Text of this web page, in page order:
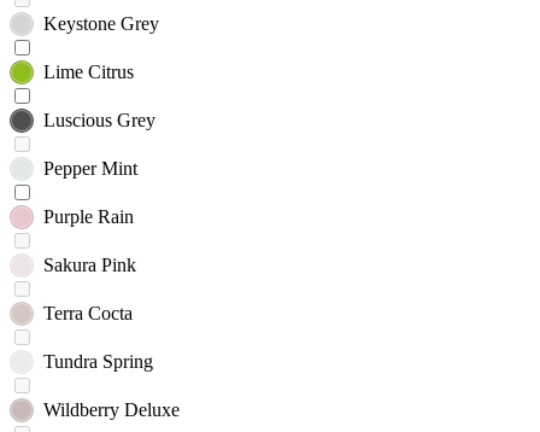
Keystone Grey
Lime Citrus
Luscious Grey
Pepper Mint
Purple Rain
Sakura Pink
Terra Cocta
Tundra Spring
Wildberry Deluxe